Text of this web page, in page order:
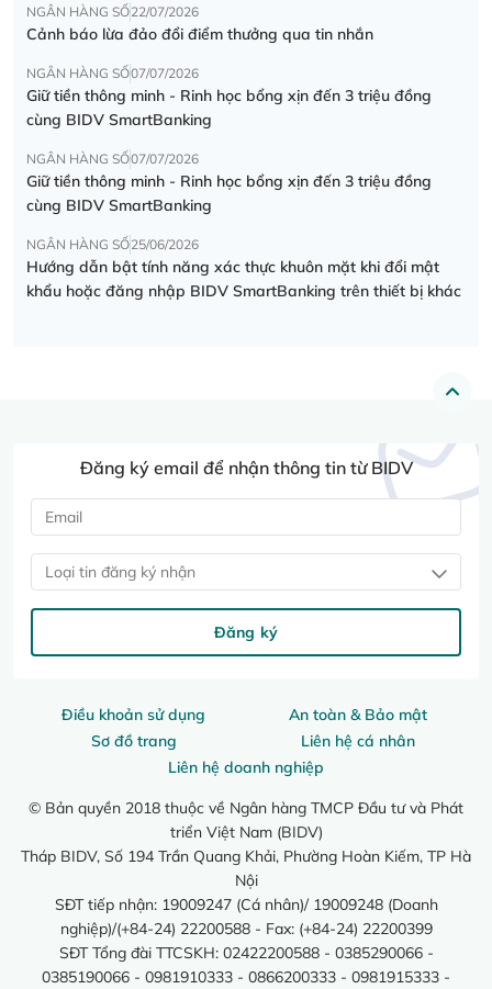
NGÂN HÀNG SỐ22/07/2026
Cảnh báo lừa đảo đổi điểm thưởng qua tin nhắn
NGÂN HÀNG SỐ07/07/2026
Giữ tiền thông minh - Rinh học bổng xịn đến 3 triệu đồng
cùng BIDV SmartBanking
NGÂN HÀNG SỐ07/07/2026
Giữ tiền thông minh - Rinh học bổng xịn đến 3 triệu đồng
cùng BIDV SmartBanking
NGÂN HÀNG SỐ25/06/2026
Hướng dẫn bật tính năng xác thực khuôn mặt khi đổi mật
khẩu hoặc đăng nhập BIDV SmartBanking trên thiết bị khác
Điều khoản sử dụng
An toàn & Bảo mật
Sơ đồ trang
Liên hệ cá nhân
Liên hệ doanh nghiệp
© Bản quyền 2018 thuộc về Ngân hàng TMCP Đầu tư và Phát
triển Việt Nam (BIDV)
Tháp BIDV, Số 194 Trần Quang Khải, Phường Hoàn Kiếm, TP Hà
Nội
SĐT tiếp nhận: 19009247 (Cá nhân)/ 19009248 (Doanh
nghiệp)/(+84-24) 22200588 - Fax: (+84-24) 22200399
SĐT Tổng đài TTCSKH: 02422200588 - 0385290066 -
0385190066 - 0981910333 - 0866200333 - 0981915333 -
Đăng ký email để nhận thông tin từ BIDV
Loại tin đăng ký nhận
Đăng ký